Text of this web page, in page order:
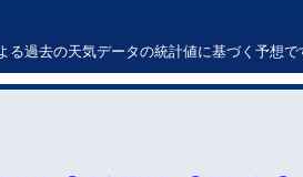
過去の天気データの統計値に基づく予想で